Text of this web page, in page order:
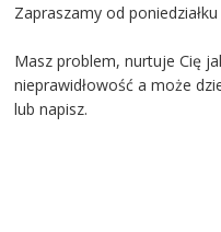
Zapraszamy od
Masz problem, nurtuje Cię
nieprawidłowość a może
lub napisz.